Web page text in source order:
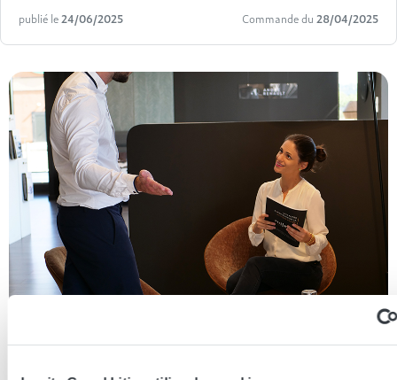
publié le24/06/2025 Commande du 28/04/2025